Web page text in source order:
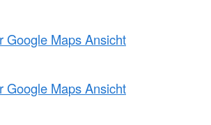
Google Maps Ansicht
Google Maps Ansicht